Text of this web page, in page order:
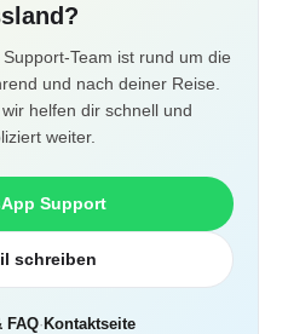
Team ist rund um die
und nach deiner Reise.
helfen dir schnell und
weiter.
Support
schreiben
FAQ· Kontaktseite